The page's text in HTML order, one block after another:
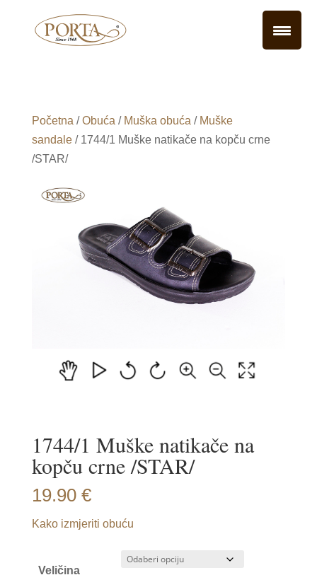
Početna /Obuća / Muška obuća / Muške
sandale/ 1744/1 Muške natikače na kopču crne
/STAR/
1744/1 Muške natikače na
kopču crne /STAR/
19.90 €
Kako izmjeriti obuću
Veličina